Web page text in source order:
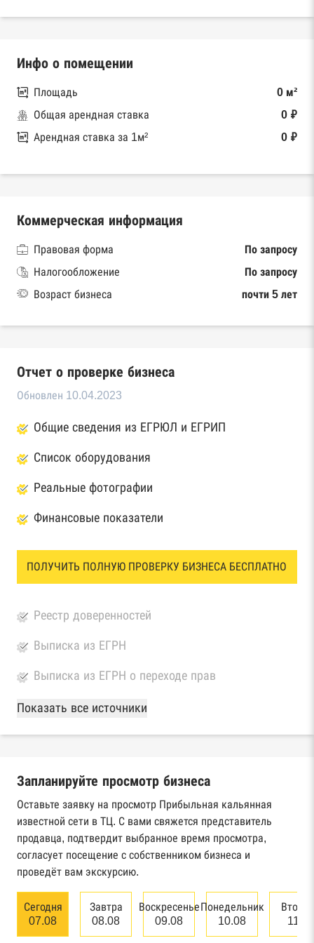
Инфо о помещении
Площадь
0 м²
Общая арендная ставка
0 ₽
Арендная ставка за 1м²
0 ₽
Коммерческая информация
Правовая форма
По запросу
Налогообложение
По запросу
Возраст бизнеса
почти 5 лет
Отчет о проверке бизнеса
Обновлен 10.04.2023
Общие сведения из ЕГРЮЛ и ЕГРИП
Список оборудования
Реальные фотографии
Финансовые показатели
ПОЛУЧИТЬ ПОЛНУЮ ПРОВЕРКУ БИЗНЕСА БЕСПЛАТНО
Реестр доверенностей
Выписка из ЕГРН
Выписка из ЕГРН о переходе прав
База Росстата
Реестры ЕГРЮЛ и ЕГРИП Федеральной
Реестр государственных контрактов
Федерального казначейства
Картотека арбитражных дел Высшего
арбитражного суда
банкротстве юридических лиц
Единый федеральный реестр сведений о
Показать все источники
Запланируйте просмотр бизнеса
Оставьте заявку на просмотр Прибыльная кальянная
известной сети в ТЦ. С вами свяжется представитель
продавца, подтвердит выбранное время просмотра,
согласует посещение с собственником бизнеса и
проведёт вам экскурсию.
Сегодня
07.08
Завтра
08.08
Воскресенье
09.08
Понедельник
10.08
11.08